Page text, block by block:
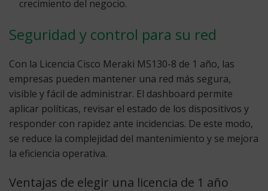
crecimiento del negocio.
Seguridad y control para su red
Con la Licencia Cisco Meraki MS130-8 de 1 año, las
empresas pueden mantener una red más segura,
visible y fácil de administrar. El dashboard permite
aplicar políticas, revisar el estado de los dispositivos y
responder con rapidez ante incidencias. De este modo,
se reduce la complejidad del mantenimiento y se mejora
la eficiencia operativa.
Ventajas de elegir una licencia de 1 año